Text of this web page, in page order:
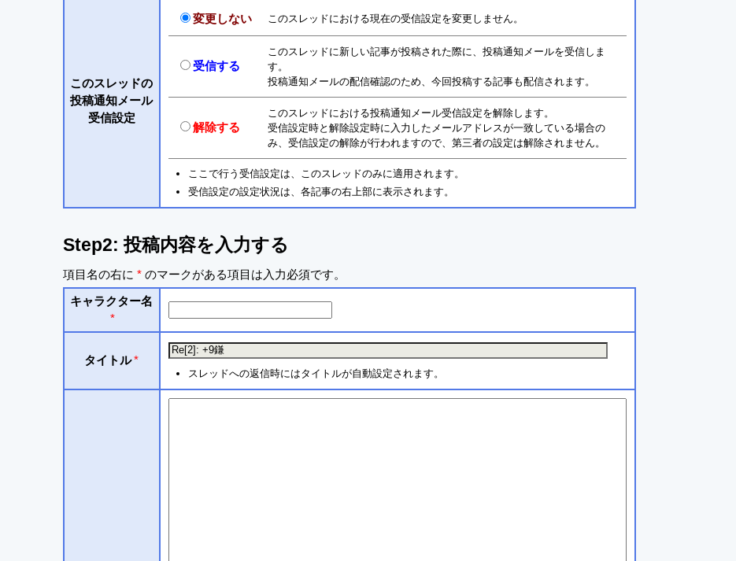
このスレッドの
投稿通知メール
受信設定
変更しない このスレッドにおける現在の受信設定を変更しません。
受信する
このスレッドに新しい記事が投稿された際に、投稿通知メールを受信しま
す。
投稿通知メールの配信確認のため、今回投稿する記事も配信されます。
解除する
このスレッドにおける投稿通知メール受信設定を解除します。
受信設定時と解除設定時に入力したメールアドレスが一致している場合の
み、受信設定の解除が行われますので、第三者の設定は解除されません。
ここで行う受信設定は、このスレッドのみに適用されます。
受信設定の設定状況は、各記事の右上部に表示されます。
Step2: 投稿内容を入力する
項目名の右に *のマークがある項目は入力必須です。
キャラクター名
*
タイトル*
スレッドへの返信時にはタイトルが自動設定されます。